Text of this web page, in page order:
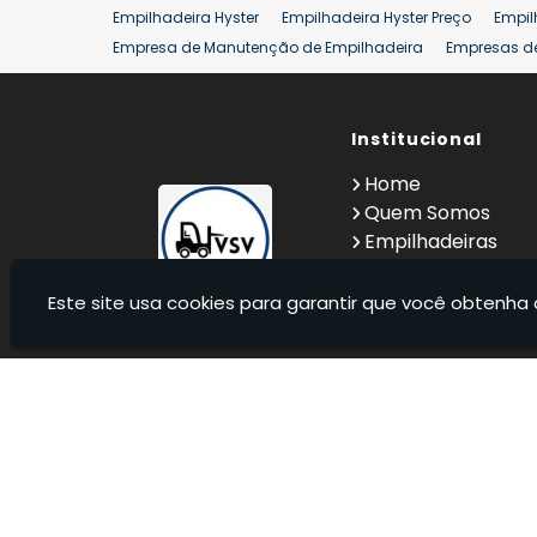
Empilhadeira Hyster
Empilhadeira Hyster Preço
Empresa de Manutenção de Empilhadeira
Empresas
Locação Empilhadeira Hyster
Locação Empilhadeira
Comprar Empilhadeira
Locação de Empilhadeira 25 ton
Comprar
Institucional
Home
Quem Somos
Empilhadeiras
Informações
Este site usa cookies para garantir que você obtenha